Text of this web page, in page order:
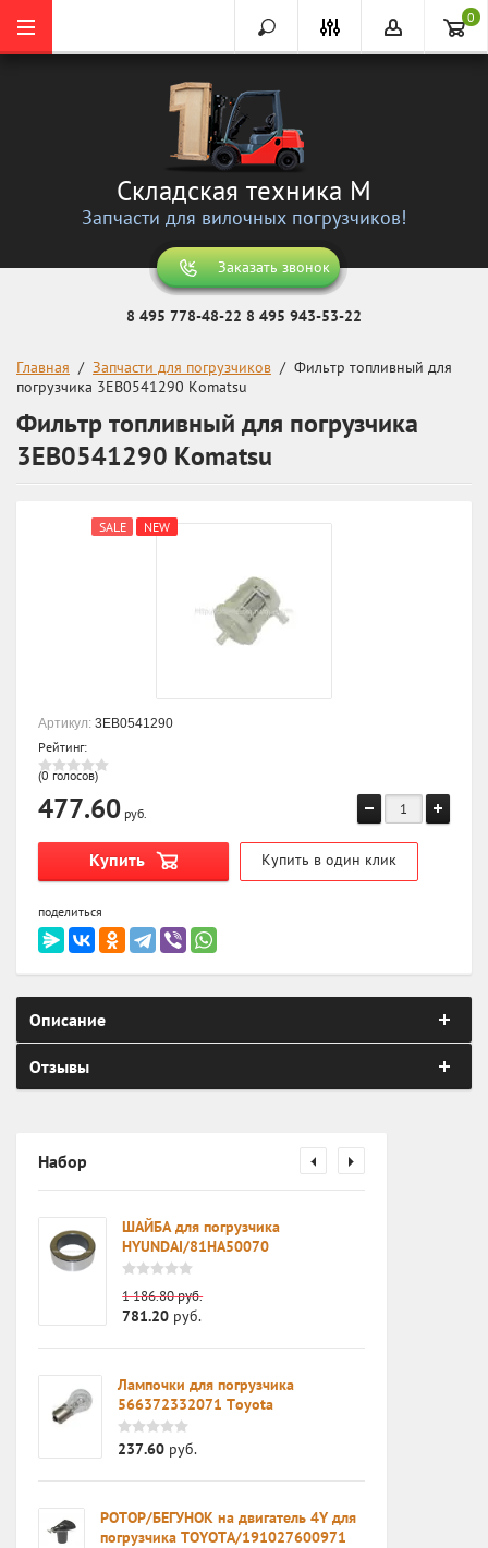
0
Складская техника М
Запчасти для вилочных погрузчиков!
Заказать звонок
8 495 778-48-22 8 495 943-53-22
Главная
  /
Запчасти для погрузчиков
  /  Фильтр топливный для
погрузчика 3EB0541290 Komatsu
Фильтр топливный для погрузчика
3EB0541290 Komatsu
SALE NEW
Артикул: 3EB0541290
Рейтинг:
(0 голосов)
477.60 руб.
Купить Купить в один клик
поделиться
Описание
Отзывы
Набор
ШАЙБА для погрузчика
HYUNDAI/81HA50070
1 186.80руб.
781.20 руб.
Лампочки для погрузчика
566372332071 Toyota
237.60 руб.
РОТОР/БЕГУНОК на двигатель 4Y для
погрузчика TOYOTA/191027600971